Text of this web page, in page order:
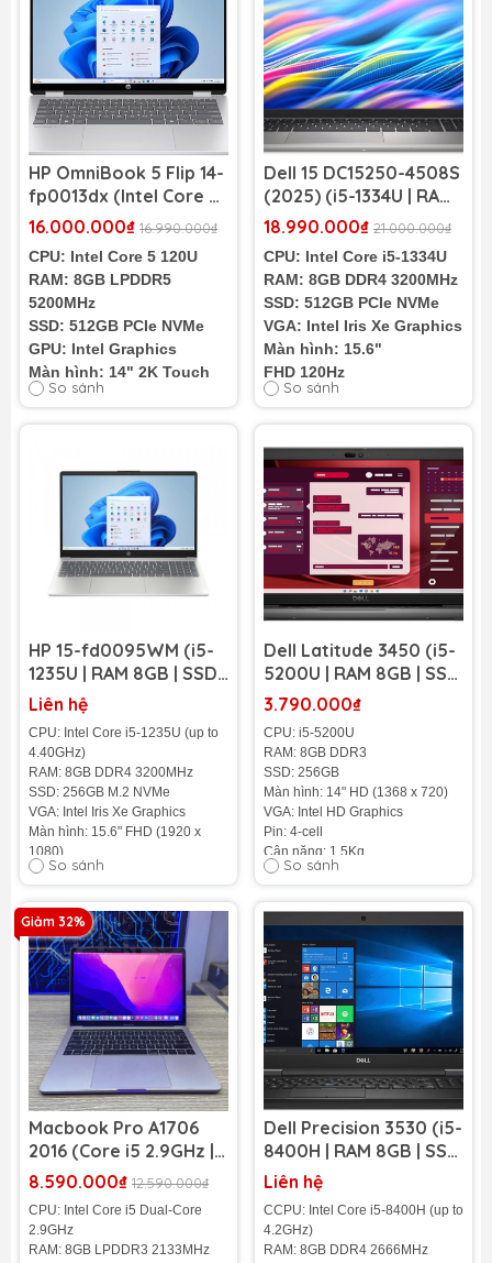
Tình trạng: 98%
HP OmniBook 5 Flip 14-
fp0013dx (Intel Core 5
120U | RAM 8GB | SSD
Touch)
16.000.000₫ 16.990.000₫
CPU: Intel Core 5 120U
RAM: 8GB LPDDR5
5200MHz
SSD: 512GB PCIe NVMe
GPU: Intel Graphics
Màn hình: 14" 2K Touch
Cân nặng: 1.62 kg
So sánh
Dell 15 DC15250-4508S
(2025) (i5-1334U | RAM
8GB | SSD 512GB | 15.6
(New FullVAT)
18.990.000₫ 21.000.000₫
CPU: Intel Core i5-1334U
RAM: 8GB DDR4 3200MHz
SSD: 512GB PCIe NVMe
VGA: Intel Iris Xe Graphics
Màn hình: 15.6"
FHD 120Hz
Cân nặng: 1.90Kg
So sánh
HP 15-fd0095WM (i5-
1235U | RAM 8GB | SSD
256GB | 15.6 inch FHD)
Liên hệ
CPU: Intel Core i5-1235U (up to
4.40GHz)
RAM: 8GB DDR4 3200MHz
SSD: 256GB M.2 NVMe
VGA: Intel Iris Xe Graphics
Màn hình: 15.6" FHD (1920 x
1080)
Cân nặng: 1.66 Kg
Tình trạng:Nhập Khẩu 100
So sánh
Dell Latitude 3450 (i5-
5200U | RAM 8GB | SSD
256GB | 14 inch HD)
3.790.000₫
CPU: i5-5200U
RAM: 8GB DDR3
SSD: 256GB
Màn hình: 14" HD (1368 x 720)
VGA: Intel HD Graphics
Pin: 4-cell
Cân nặng: 1.5Kg
Màu: Đen
Tình Trạng: 98%
So sánh
Giảm 32%
Macbook Pro A1706
2016 (Core i5 2.9GHz |
RAM 8GB | SSD 500GB |
8.590.000₫ 12.590.000₫
CPU: Intel Core i5 Dual-Core
2.9GHz
RAM: 8GB LPDDR3 2133MHz
Dell Precision 3530 (i5-
8400H | RAM 8GB | SSD
256GB | Quadro P600 |
15.6 inch FHD)
Liên hệ
CCPU: Intel Core i5-8400H (up to
4.2GHz)
RAM: 8GB DDR4 2666MHz